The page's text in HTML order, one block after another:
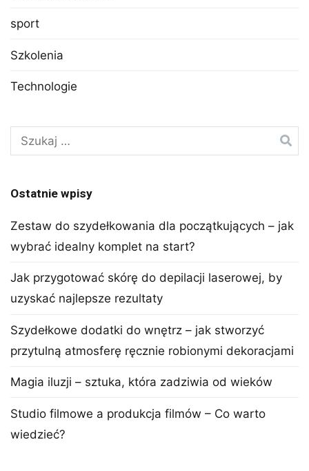
sport
Szkolenia
Technologie
Szukaj:
Ostatnie wpisy
Zestaw do szydełkowania dla początkujących – jak
wybrać idealny komplet na start?
Jak przygotować skórę do depilacji laserowej, by
uzyskać najlepsze rezultaty
Szydełkowe dodatki do wnętrz – jak stworzyć
przytulną atmosferę ręcznie robionymi dekoracjami
Magia iluzji – sztuka, która zadziwia od wieków
Studio filmowe a produkcja filmów – Co warto
wiedzieć?